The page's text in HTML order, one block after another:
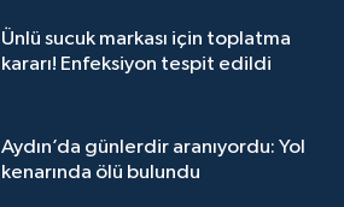
Ünlü sucuk markası için toplatma
kararı! Enfeksiyon tespit edildi
Aydın’da günlerdir aranıyordu: Yol
kenarında ölü bulundu